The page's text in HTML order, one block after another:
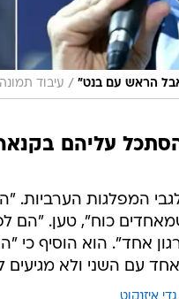
אבל הראש עם בנט" / עיבוד
עליהם
המפלגות הערביות.
כוח", טען. "הם
אחד". הוא הוסיף כי
עם השני ולא
גדי איזנקוט